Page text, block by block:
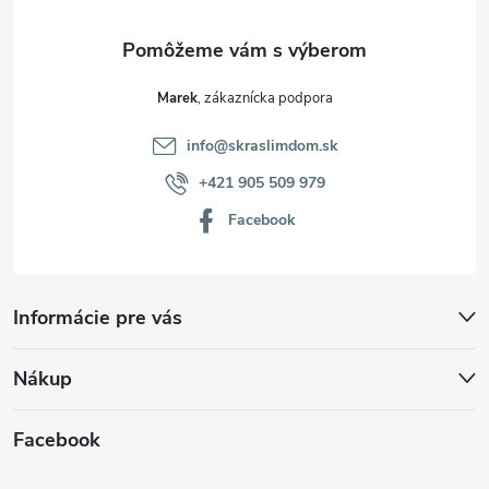
Informácie pre vás
Nákup
Marek
info@skraslimdom.sk
+421 905 509 979
Facebook
Facebook